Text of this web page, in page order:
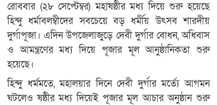
রোববার (২৮ সেপ্টেম্বর) মহাষষ্ঠীর মধ্য দিয়ে শুরু হয়েছে
হিন্দু ধর্মাবলম্বীদের সবচেয়ে বড় ধর্মীয় উৎসব শারদীয়
দুর্গাপূজা। এদিন উপজেলাজুড়ে দেবী দুর্গার বোধন, অধিবাস
ও আমন্ত্রণের মধ্য দিয়ে পূজার মূল আনুষ্ঠানিকতা শুরু
হয়েছে।
হিন্দু ধর্মমতে, মহালয়ার দিনে দেবী দুর্গার মর্ত্যে আগমন
ঘটলেও ষষ্ঠীর মধ্য দিয়েই পূজার মূল আচার অনুষ্ঠান শুরু